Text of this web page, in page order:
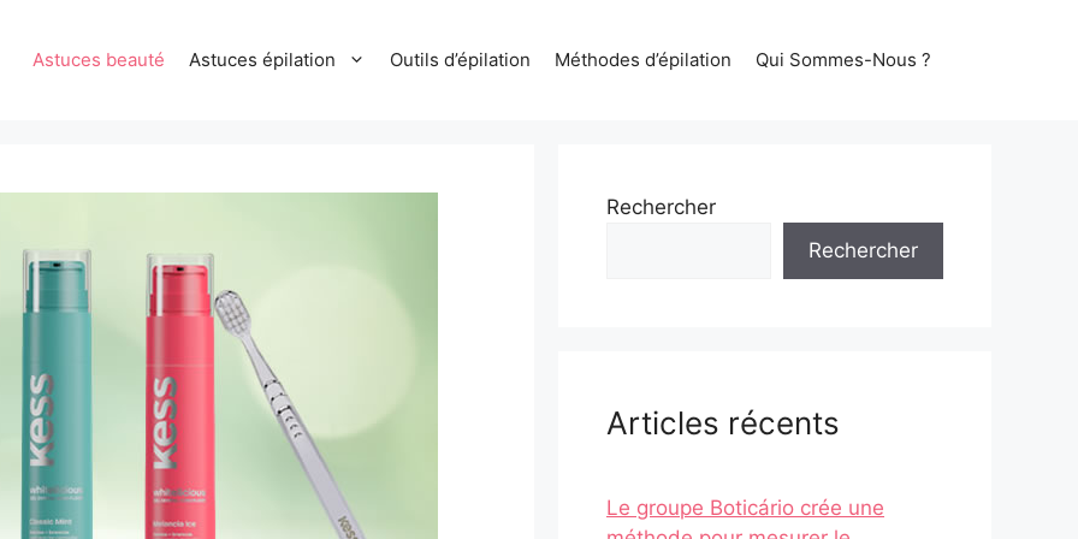
Astuces beauté Astuces épilation Outils d’épilation Méthodes d’épilation Qui Sommes-Nous ?
Rechercher
Rechercher
Articles récents
Le groupe Boticário crée une